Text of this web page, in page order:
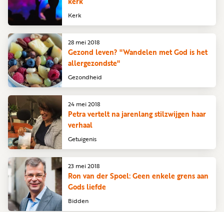
Kerk
Gezondheid
Gezond leven? "Wandelen met God is het
allergezondste"
28 mei 2018
Getuigenis
Petra vertelt na jarenlang stilzwijgen haar
verhaal
24 mei 2018
Bidden
Ron van der Spoel: Geen enkele grens aan
Gods liefde
23 mei 2018